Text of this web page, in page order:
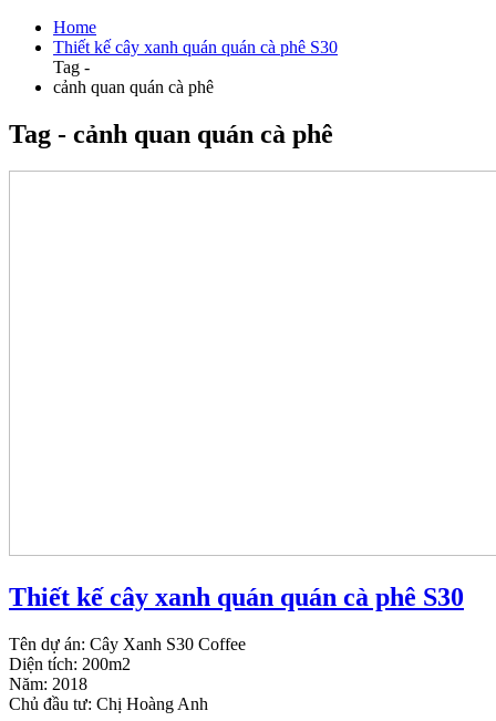
Home
Thiết kế cây xanh quán quán cà phê S30
Tag -
cảnh quan quán cà phê
Tag - cảnh quan quán cà phê
Thiết kế cây xanh quán quán cà phê S30
Tên dự án: Cây Xanh S30 Coffee
Diện tích: 200m2
Năm: 2018
Chủ đầu tư: Chị Hoàng Anh